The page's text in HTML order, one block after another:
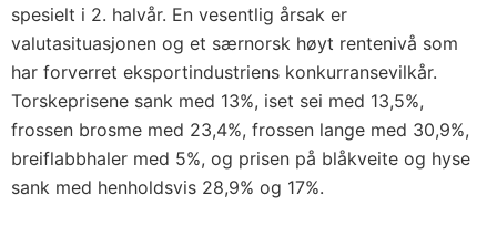
spesielt i 2. halvår. En vesentlig årsak er
valutasituasjonen og et særnorsk høyt rentenivå som
har forverret eksportindustriens konkurransevilkår.
Torskeprisene sank med 13%, iset sei med 13,5%,
frossen brosme med 23,4%, frossen lange med 30,9%,
breiflabbhaler med 5%, og prisen på blåkveite og hyse
sank med henholdsvis 28,9% og 17%.